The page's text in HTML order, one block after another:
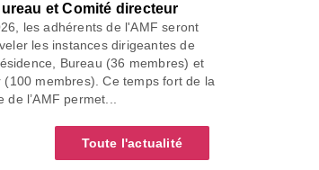
et Comité directeur
les adhérents de l'AMF seront
les instances dirigeantes de
Bureau (36 membres) et
(100 membres). Ce temps fort de la
de l’AMF permet...
Toute l'actualité